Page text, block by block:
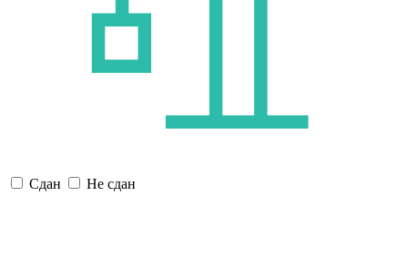
Сдан Не сдан